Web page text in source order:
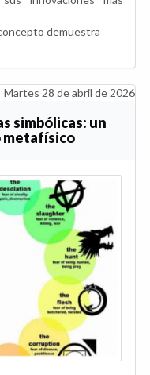
demuestra
Martes 28 de abril de 2026
simbólicas: un
metafísico